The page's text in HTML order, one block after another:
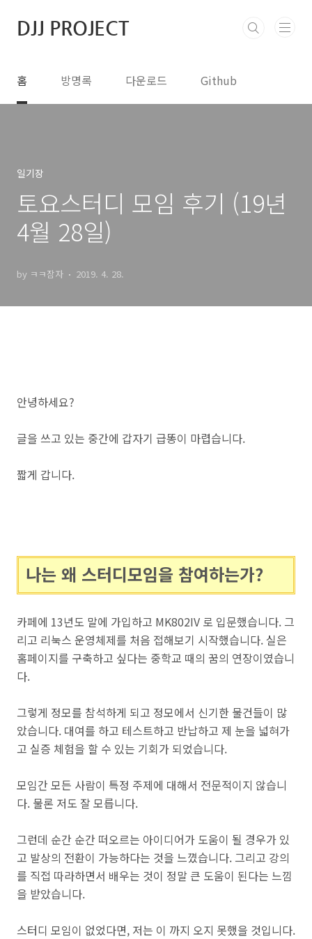
DJJ PROJECT
홈 방명록 다운로드 Github
일기장
토요스터디 모임 후기 (19년
4월 28일)
by ㅋㅋ잠자 2019. 4. 28.
안녕하세요?
글을 쓰고 있는 중간에 갑자기 급똥이 마렵습니다.
짧게 갑니다.
나는 왜 스터디모임을 참여하는가?
카페에 13년도 말에 가입하고 MK802IV 로 입문했습니다. 그
리고 리눅스 운영체제를 처음 접해보기 시작했습니다. 실은
홈페이지를 구축하고 싶다는 중학교 때의 꿈의 연장이였습니
다.
그렇게 정모를 참석하게 되고 정모에서 신기한 물건들이 많
았습니다. 대여를 하고 테스트하고 반납하고 제 눈을 넓혀가
고 실증 체험을 할 수 있는 기회가 되었습니다.
모임간 모든 사람이 특정 주제에 대해서 전문적이지 않습니
다. 물론 저도 잘 모릅니다.
그런데 순간 순간 떠오르는 아이디어가 도움이 될 경우가 있
고 발상의 전환이 가능하다는 것을 느꼈습니다. 그리고 강의
를 직접 따라하면서 배우는 것이 정말 큰 도움이 된다는 느낌
을 받았습니다.
스터디 모임이 없었다면, 저는 이 까지 오지 못했을 것입니다.